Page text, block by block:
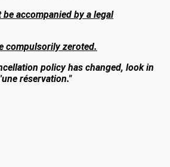
accompanied by a legal
compulsorily zeroted.
policy has changed, look in
réservation."